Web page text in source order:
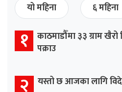
यो महिना
६ महिना
१ काठमाडौँमा ३३ ग्राम
पक्राउ
२ यस्तो छ आजका लागि